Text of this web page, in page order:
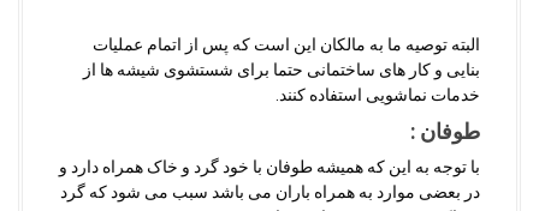
البته توصیه ما به مالکان این است که پس از اتمام عملیات
بنایی و کار های ساختمانی حتما برای شستشوی شیشه ها از
خدمات نماشویی استفاده کنند.
طوفان :
با توجه به این که همیشه طوفان با خود گرد و خاک همراه دارد و
در بعضی موارد به همراه باران می باشد سبب می شود که گرد